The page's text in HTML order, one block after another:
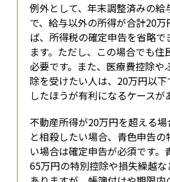
例外として、年末調整済みの給
で、給与以外の所得が合計20
ば、所得税の確定申告を省略で
ます。ただし、この場合でも住
必要です。また、医療費控除や
除を受けたい人は、20万円以
したほうが有利になるケースが
不動産所得が20万円を超える
と相殺したい場合、青色申告の
い場合は確定申告が必須です。
65万円の特別控除や損失繰越